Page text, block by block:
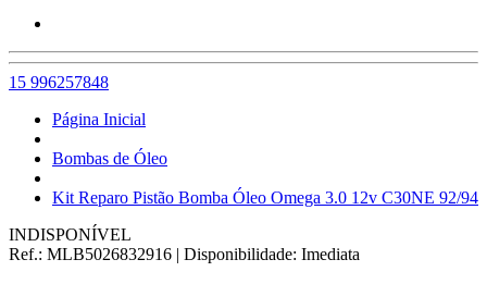
15 996257848
Página Inicial
Bombas de Óleo
Kit Reparo Pistão Bomba Óleo Omega 3.0 12v C30NE 92/94
INDISPONÍVEL
Ref.: MLB5026832916 | Disponibilidade: Imediata